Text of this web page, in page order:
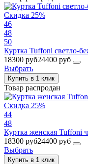
Скидка 25%
46
48
50
Куртка Tuffoni светло-
18300 руб24400 руб
Выбрать
Купить в 1 клик
Товар распродан
Скидка 25%
44
48
Куртка женская Tuffoni
18300 руб24400 руб
Выбрать
Купить в 1 клик